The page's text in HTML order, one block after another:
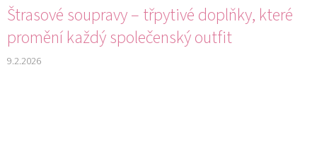
Štrasové soupravy – třpytivé doplňky, které
promění každý společenský outfit
9.2.2026